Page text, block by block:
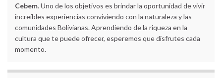
Cebem. Uno de los objetivos es brindar la oportunidad de vivir
increíbles experiencias conviviendo con la naturaleza y las
comunidades Bolivianas. Aprendiendo de la riqueza en la
cultura que te puede ofrecer, esperemos que disfrutes cada
momento.